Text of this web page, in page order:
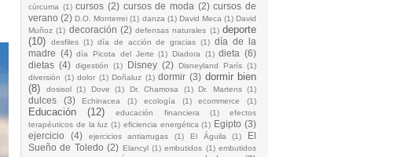
cúrcuma (1) cursos (2) cursos de moda (2) cursos de
verano (2) D.O. Monterrei (1) danza (1) David Meca (1) David
Muñoz (1) decoración (2) defensas naturales (1) deporte
(10)
desfiles (1) día de acción de gracias (1) día de la
madre (4) día Picota del Jerte (1) Diadora (1) dieta (6)
dietas (4) digestión (1) Disney (2) Disneyland París (1)
diversión (1) dolor (1) Doñaluz (1) dormir (3) dormir bien
(8)
dosisol (1) Dove (1) Dr. Chamosa (1) Dr. Martens (1)
dulces (3) Echinacea (1) ecología (1) ecommerce (1)
Educación (12) educación financiera (1)
efectos
terapéuticos de la luz (1) eficiencia energética (1) Egipto (3)
ejercicio
(4) ejercicios antiarrugas (1) El Águila (1)
El
Sueño de Toledo (2) Elancyl (1) embutidos (1) embutidos